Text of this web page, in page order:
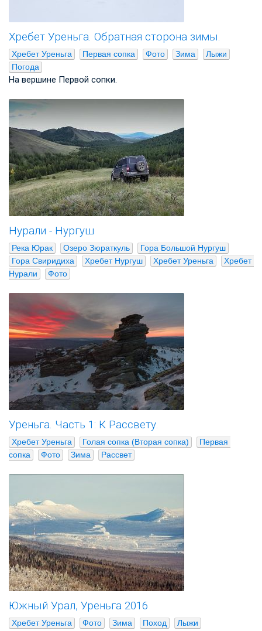
Хребет Уреньга. Обратная сторона зимы.
Хребет Уреньга Первая сопка Фото Зима
Лыжи
Погода
На вершине Первой сопки.
Нурали - Нургуш
Река Юрак Озеро Зюраткуль
Гора Большой Нургуш
Гора Свиридиха
Хребет Нургуш Хребет Уреньга
Хребет
Нурали
Фото
Уреньга. Часть 1: К Рассвету.
Хребет Уреньга Голая сопка (Вторая сопка)
Первая
сопка
Фото Зима Рассвет
Южный Урал, Уреньга 2016
Хребет Уреньга Фото Зима Поход Лыжи